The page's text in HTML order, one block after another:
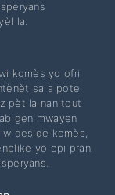
la.
komès yo ofri
sa a pote
pèt la nan tout
gen mwayen
deside komès,
yo epi pran